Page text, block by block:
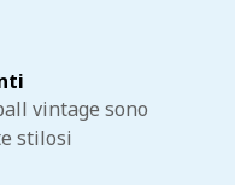
vintage sono
stilosi